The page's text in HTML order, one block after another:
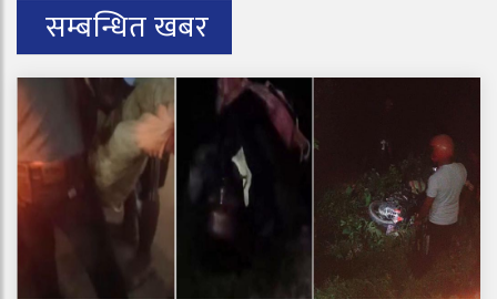
सम्बन्धित खबर